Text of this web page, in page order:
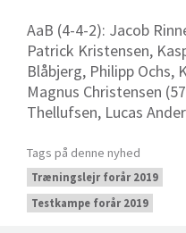
AaB (4-4-2): Jacob
Patrick Kristensen,
Blåbjerg, Philipp Ochs,
Magnus Christensen
Thellufsen, Lucas
Tags på denne nyhed
Træningslejr forår 2019
Testkampe forår 2019